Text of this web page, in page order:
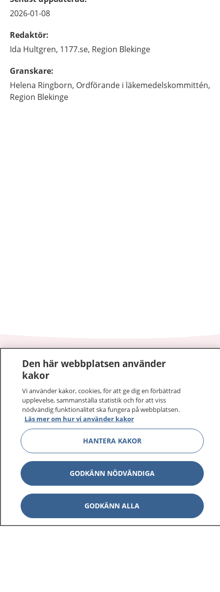
2026-01-08
Redaktör:
Ida Hultgren, 1177.se, Region Blekinge
Granskare:
Helena Ringborn, Ordförande i läkemedelskommittén,
Region Blekinge
1177–tryggt om din hälsa och vård
sjukdomar och vilka mottagningar du kan kontakta.
Logga in för att läsa din journal och göra dina
vårdärenden. Ring telefonnummer 1177 för
sjukvårdsrådgivning dygnet runt.
1177 ger dig råd när du vill må bättre.
1177 på flera språk Visa
Den här webbplatsen använder
kakor
Vi använder kakor, cookies, för att ge dig en förbättrad
upplevelse, sammanställa statistik och för att viss
nödvändig funktionalitet ska fungera på webbplatsen.
Läs mer om hur vi använder kakor
HANTERA KAKOR
GODKÄNN NÖDVÄNDIGA
GODKÄNN ALLA